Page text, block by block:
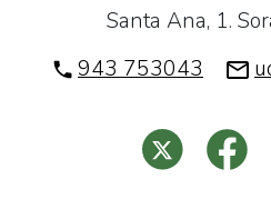
Santa Ana, 1.
943 753043